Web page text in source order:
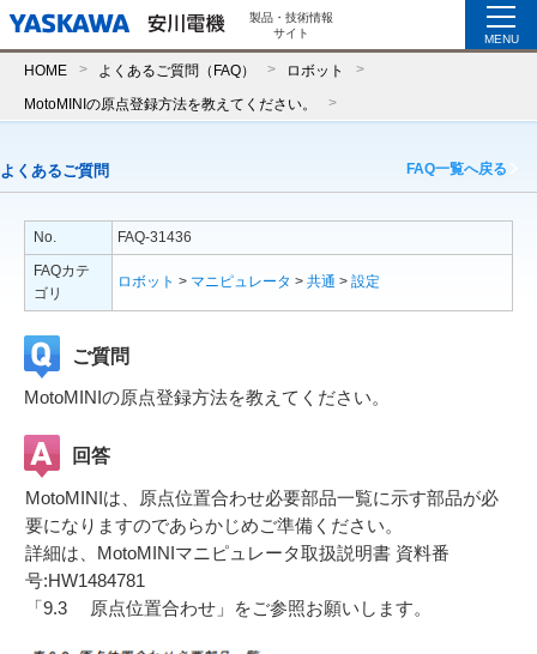
製品・技術情報
サイト
MENU
HOME よくあるご質問（FAQ） ロボット
MotoMINIの原点登録方法を教えてください。
よくあるご質問 FAQ一覧へ戻る
No.
FAQ-31436
FAQカテ
ゴリ
ロボット > マニピュレータ > 共通 > 設定
ご質問
MotoMINIの原点登録方法を教えてください。
回答
MotoMINIは、原点位置合わせ必要部品一覧に示す部品が必
要になりますのであらかじめご準備ください。
詳細は、MotoMINIマニピュレータ取扱説明書 資料番
号:HW1484781
「9.3 原点位置合わせ」をご参照お願いします。